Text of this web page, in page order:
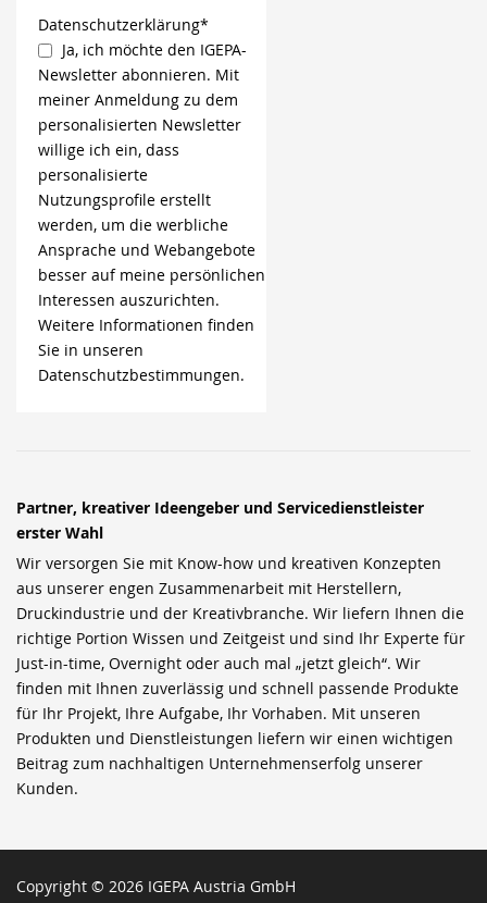
Datenschutzerklärung*
Ja, ich möchte den IGEPA-
Newsletter abonnieren. Mit
meiner Anmeldung zu dem
personalisierten Newsletter
willige ich ein, dass
personalisierte
Nutzungsprofile erstellt
werden, um die werbliche
Ansprache und Webangebote
besser auf meine persönlichen
Interessen auszurichten.
Weitere Informationen finden
Sie in unseren
Datenschutzbestimmungen.
Partner, kreativer Ideengeber und Servicedienstleister
erster Wahl
Wir versorgen Sie mit Know-how und kreativen Konzepten
aus unserer engen Zusammenarbeit mit Herstellern,
Druckindustrie und der Kreativbranche. Wir liefern Ihnen die
richtige Portion Wissen und Zeitgeist und sind Ihr Experte für
Just-in-time, Overnight oder auch mal „jetzt gleich“. Wir
finden mit Ihnen zuverlässig und schnell passende Produkte
für Ihr Projekt, Ihre Aufgabe, Ihr Vorhaben. Mit unseren
Produkten und Dienstleistungen liefern wir einen wichtigen
Beitrag zum nachhaltigen Unternehmenserfolg unserer
Kunden.
Copyright © 2026 IGEPA Austria GmbH